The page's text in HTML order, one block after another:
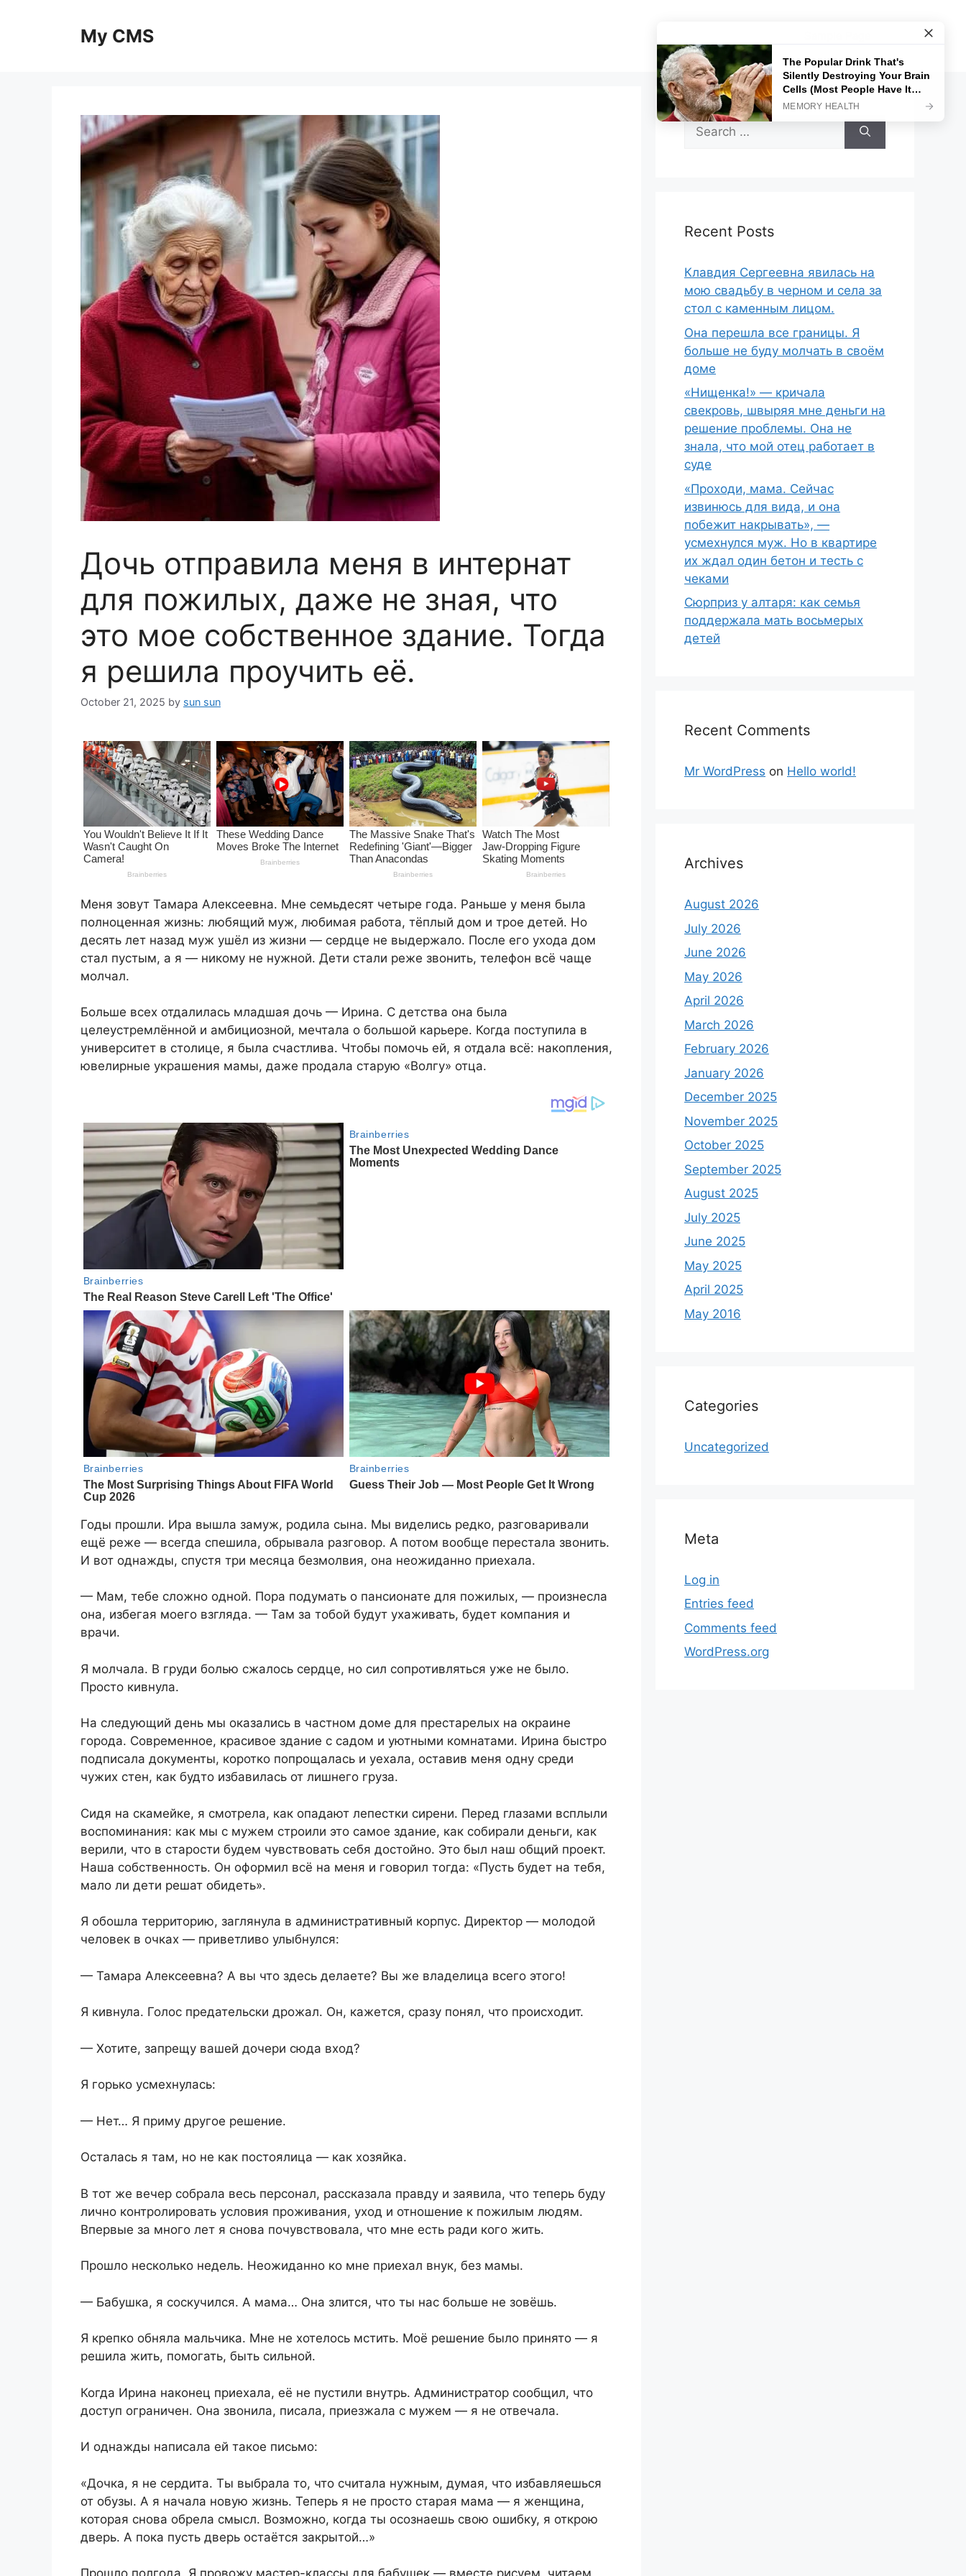
My CMS
Дочь отправила меня в интернат
для пожилых, даже не зная, что
это мое собственное здание. Тогда
я решила проучить её.
October 21, 2025 by sun sun
Меня зовут Тамара Алексеевна. Мне семьдесят четыре года. Раньше у меня была
полноценная жизнь: любящий муж, любимая работа, тёплый дом и трое детей. Но
десять лет назад муж ушёл из жизни — сердце не выдержало. После его ухода дом
стал пустым, а я — никому не нужной. Дети стали реже звонить, телефон всё чаще
молчал.
Больше всех отдалилась младшая дочь — Ирина. С детства она была
целеустремлённой и амбициозной, мечтала о большой карьере. Когда поступила в
университет в столице, я была счастлива. Чтобы помочь ей, я отдала всё: накопления,
ювелирные украшения мамы, даже продала старую «Волгу» отца.
Годы прошли. Ира вышла замуж, родила сына. Мы виделись редко, разговаривали
ещё реже — всегда спешила, обрывала разговор. А потом вообще перестала звонить.
И вот однажды, спустя три месяца безмолвия, она неожиданно приехала.
— Мам, тебе сложно одной. Пора подумать о пансионате для пожилых, — произнесла
она, избегая моего взгляда. — Там за тобой будут ухаживать, будет компания и
врачи.
Я молчала. В груди болью сжалось сердце, но сил сопротивляться уже не было.
Просто кивнула.
На следующий день мы оказались в частном доме для престарелых на окраине
города. Современное, красивое здание с садом и уютными комнатами. Ирина быстро
подписала документы, коротко попрощалась и уехала, оставив меня одну среди
чужих стен, как будто избавилась от лишнего груза.
Сидя на скамейке, я смотрела, как опадают лепестки сирени. Перед глазами всплыли
воспоминания: как мы с мужем строили это самое здание, как собирали деньги, как
верили, что в старости будем чувствовать себя достойно. Это был наш общий проект.
Наша собственность. Он оформил всё на меня и говорил тогда: «Пусть будет на тебя,
мало ли дети решат обидеть».
Я обошла территорию, заглянула в административный корпус. Директор — молодой
человек в очках — приветливо улыбнулся:
— Тамара Алексеевна? А вы что здесь делаете? Вы же владелица всего этого!
Я кивнула. Голос предательски дрожал. Он, кажется, сразу понял, что происходит.
— Хотите, запрещу вашей дочери сюда вход?
Я горько усмехнулась:
— Нет… Я приму другое решение.
Осталась я там, но не как постоялица — как хозяйка.
В тот же вечер собрала весь персонал, рассказала правду и заявила, что теперь буду
лично контролировать условия проживания, уход и отношение к пожилым людям.
Впервые за много лет я снова почувствовала, что мне есть ради кого жить.
Прошло несколько недель. Неожиданно ко мне приехал внук, без мамы.
— Бабушка, я соскучился. А мама… Она злится, что ты нас больше не зовёшь.
Я крепко обняла мальчика. Мне не хотелось мстить. Моё решение было принято — я
решила жить, помогать, быть сильной.
Когда Ирина наконец приехала, её не пустили внутрь. Администратор сообщил, что
доступ ограничен. Она звонила, писала, приезжала с мужем — я не отвечала.
И однажды написала ей такое письмо:
«Дочка, я не сердита. Ты выбрала то, что считала нужным, думая, что избавляешься
от обузы. А я начала новую жизнь. Теперь я не просто старая мама — я женщина,
которая снова обрела смысл. Возможно, когда ты осознаешь свою ошибку, я открою
дверь. А пока пусть дверь остаётся закрытой…»
Search
for:
Recent Posts
Клавдия Сергеевна явилась на
мою свадьбу в черном и села за
стол с каменным лицом.
Она перешла все границы. Я
больше не буду молчать в своём
доме
«Нищенка!» — кричала
свекровь, швыряя мне деньги на
решение проблемы. Она не
знала, что мой отец работает в
суде
«Проходи, мама. Сейчас
извинюсь для вида, и она
побежит накрывать», —
усмехнулся муж. Но в квартире
их ждал один бетон и тесть с
чеками
Сюрприз у алтаря: как семья
поддержала мать восьмерых
детей
Recent Comments
Mr WordPress on Hello world!
Archives
August 2026
July 2026
June 2026
May 2026
April 2026
March 2026
February 2026
January 2026
December 2025
November 2025
October 2025
September 2025
August 2025
July 2025
June 2025
May 2025
April 2025
May 2016
Categories
Uncategorized
Meta
Log in
Entries feed
Comments feed
WordPress.org